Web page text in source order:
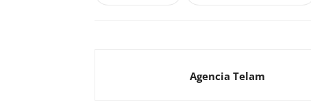
Agencia Telam